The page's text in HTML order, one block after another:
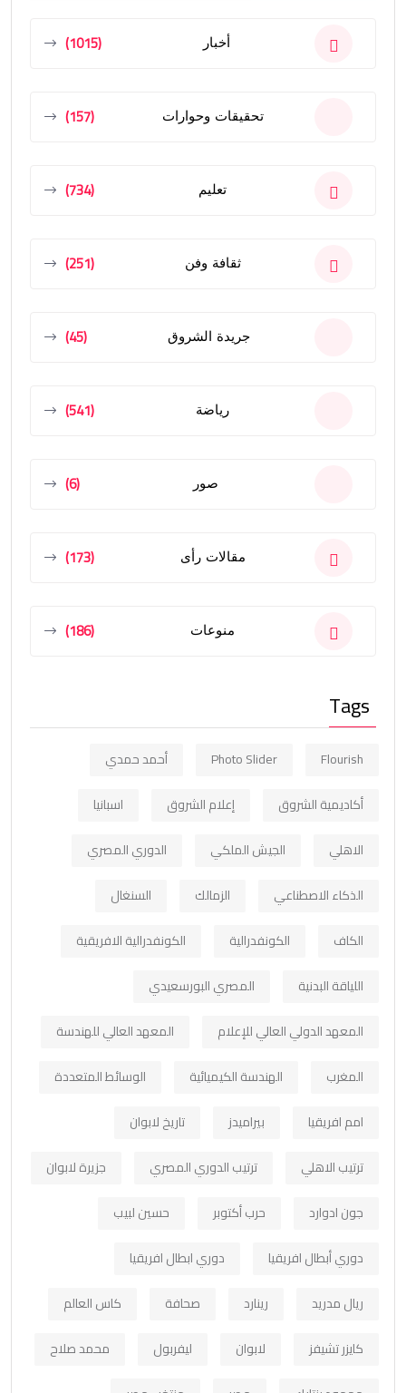
أخبار (1015)
تحقيقات وحوارات (157)
تعليم (734)
ثقافة وفن (251)
جريدة الشروق (45)
رياضة (541)
صور (6)
مقالات رأى (173)
منوعات (186)
Tags
Flourish
Photo Slider
أحمد حمدي
أكاديمية الشروق
إعلام الشروق
اسبانيا
الاهلي
الجيش الملكي
الدوري المصري
الذكاء الاصطناعي
الزمالك
السنغال
الكاف
الكونفدرالية
الكونفدرالية الافريقية
اللياقة البدنية
المصري البورسعيدي
المعهد الدولي العالي للإعلام
المعهد العالي للهندسة
المغرب
الهندسة الكيميائية
الوسائط المتعددة
امم افريقيا
بيراميدز
تاريخ لابوان
ترتيب الاهلي
ترتيب الدوري المصري
جزيرة لابوان
جون ادوارد
حرب أكتوبر
حسين لبيب
دوري أبطال افريقيا
دوري ابطال افريقيا
ريال مدريد
رينارد صحافة
كاس العالم
كايزر تشيفز
لابوان ليفربول
محمد صلاح